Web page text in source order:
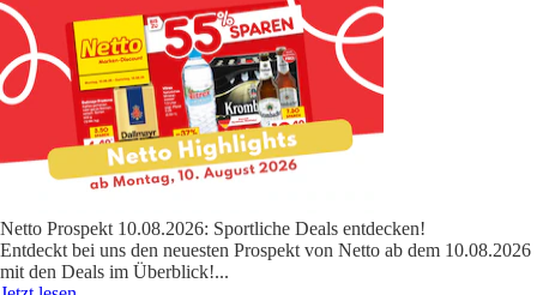
Netto Prospekt 10.08.2026: Sportliche Deals entdecken!
Entdeckt bei uns den neuesten Prospekt von Netto ab dem 10.08.2026
mit den Deals im Überblick!...